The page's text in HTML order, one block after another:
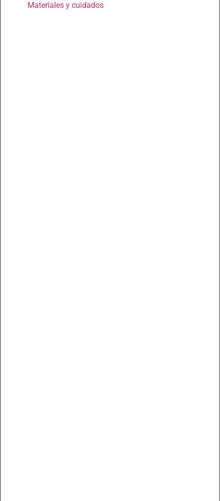
Materiales y cuidados